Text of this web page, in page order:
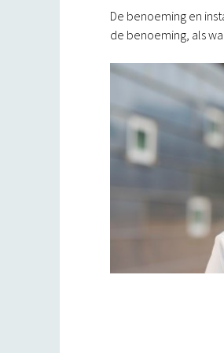
De benoeming en
de benoeming, als